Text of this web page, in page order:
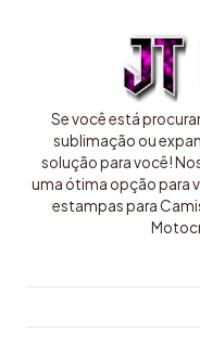
Se você está
sublimação ou
solução para você!
uma ótima opção para
estampas para